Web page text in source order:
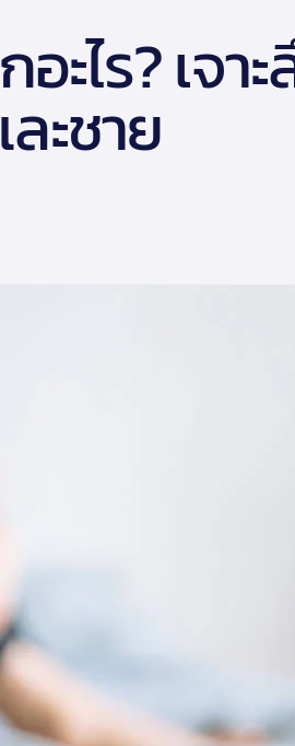
ะไร? เจา
ะชาย